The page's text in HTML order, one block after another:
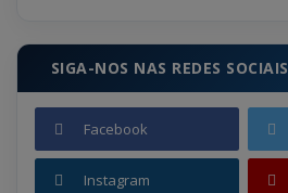
SIGA-NOS NAS REDES SOCIAIS
Facebook
Instagram